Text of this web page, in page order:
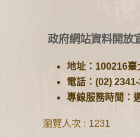
政府網站資料開放
地址：100216臺
電話：(02)
專線服務時間：
瀏覽人次 1231